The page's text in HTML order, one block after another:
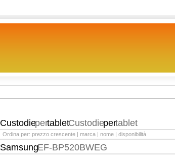
CustodiepertabletCustodiepertablet
Ordina per: prezzo crescente| marca| nome| disponibilità
SamsungEF-BP520BWEG